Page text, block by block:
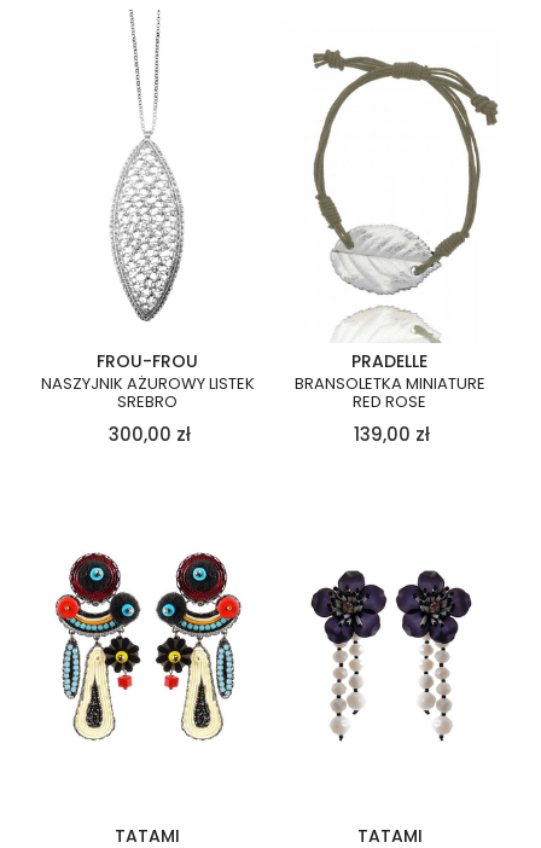
FROU-FROU
NASZYJNIK AŻUROWY LISTEK
SREBRO
300,00 zł
PRADELLE
BRANSOLETKA MINIATURE
RED ROSE
139,00 zł
TATAMI TATAMI